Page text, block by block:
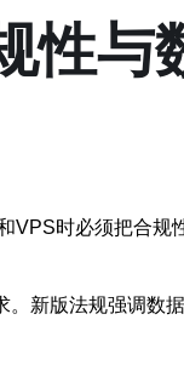
性与
VPS时必须把合规
新版法规强调数